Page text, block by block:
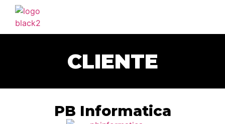
CLIENTE
PB Informatica
HOME
CLIENTI